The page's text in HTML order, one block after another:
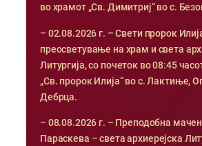
во храмот „Св. Димитриј“ во с.
– 02.08.2026 г. – Свети пророк
преосветување на храм и света
Литургија, со почеток во 08:45
„Св. пророк Илија“ во с. Лактиње,
Дебрца.
– 08.08.2026 г. – Преподобна
Параскева – света архиерејска